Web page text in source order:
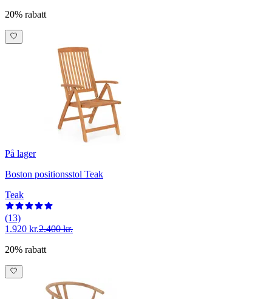
20% rabatt
På lager
Boston positionsstol Teak
Teak
(13)
1.920 kr.2.400 kr.
20% rabatt